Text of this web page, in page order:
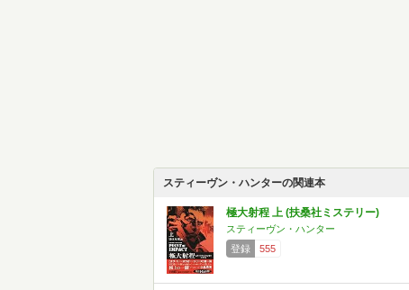
スティーヴン・ハンターの関連本
極大射程 上 (扶桑社ミステリー)
スティーヴン・ハンター
登録
555